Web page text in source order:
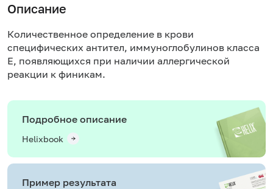
Описание
Количественное определение в крови
специфических антител, иммуноглобулинов класса
E, появляющихся при наличии аллергической
реакции к финикам.
Подробное описание
Helixbook
Пример результата